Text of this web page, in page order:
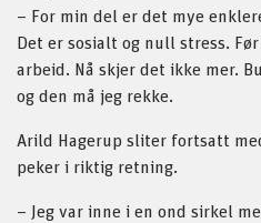
– For min del er det mye
Det er sosialt og null stress.
arbeid. Nå skjer det ikke mer.
og den må jeg rekke.
Arild Hagerup sliter fortsatt
peker i riktig retning.
– Jeg var inne i en ond sirkel